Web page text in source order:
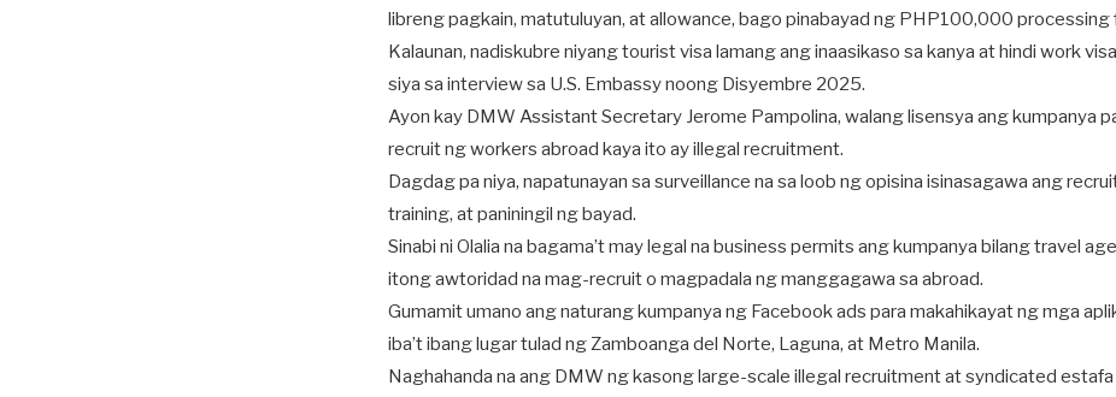
libreng pagkain, matutuluyan, at allowance, bago pinabayad ng PHP100,000 processing
Kalaunan, nadiskubre niyang tourist visa lamang ang inaasikaso sa kanya at hindi work
siya sa interview sa U.S. Embassy noong Disyembre 2025.
Ayon kay DMW Assistant Secretary Jerome Pampolina, walang lisensya ang kumpanya
recruit ng workers abroad kaya ito ay illegal recruitment.
Dagdag pa niya, napatunayan sa surveillance na sa loob ng opisina isinasagawa ang
training, at paniningil ng bayad.
Sinabi ni Olalia na bagama’t may legal na business permits ang kumpanya bilang travel
itong awtoridad na mag-recruit o magpadala ng manggagawa sa abroad.
Gumamit umano ang naturang kumpanya ng Facebook ads para makahikayat ng mga
iba’t ibang lugar tulad ng Zamboanga del Norte, Laguna, at Metro Manila.
Naghahanda na ang DMW ng kasong large-scale illegal recruitment at syndicated estafa